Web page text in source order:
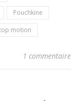
Pouchkine
motion
1 commentaire